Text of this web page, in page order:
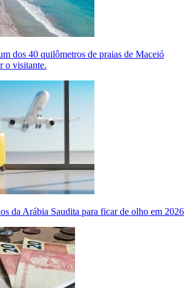
dos 40 quilômetros de praias de Maceió
o visitante.
da Arábia Saudita para ficar de olho em 2026